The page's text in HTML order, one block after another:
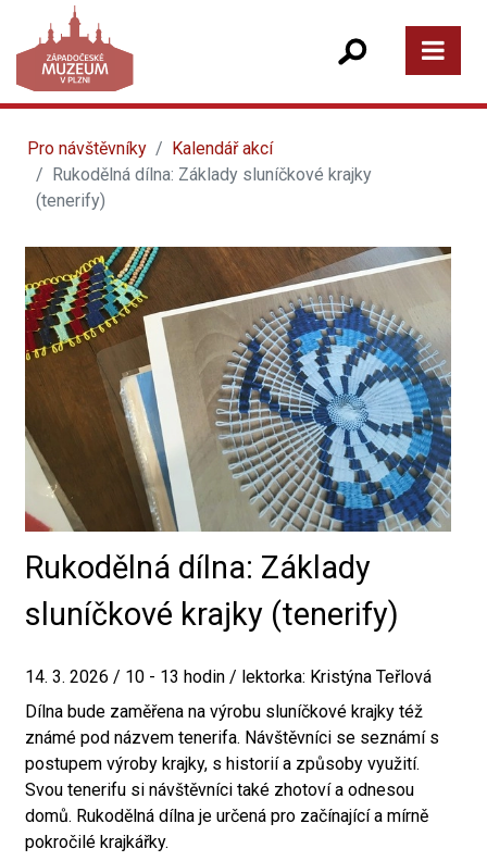
Pro návštěvníky
Kalendář akcí
Rukodělná dílna: Základy sluníčkové krajky
(tenerify)
Rukodělná dílna: Základy
sluníčkové krajky (tenerify)
14. 3. 2026 / 10 - 13 hodin / lektorka: Kristýna Teřlová
Dílna bude zaměřena na výrobu sluníčkové krajky též
známé pod názvem tenerifa. Návštěvníci se seznámí s
postupem výroby krajky, s historií a způsoby využití.
Svou tenerifu si návštěvníci také zhotoví a odnesou
domů. Rukodělná dílna je určená pro začínající a mírně
pokročilé krajkářky.